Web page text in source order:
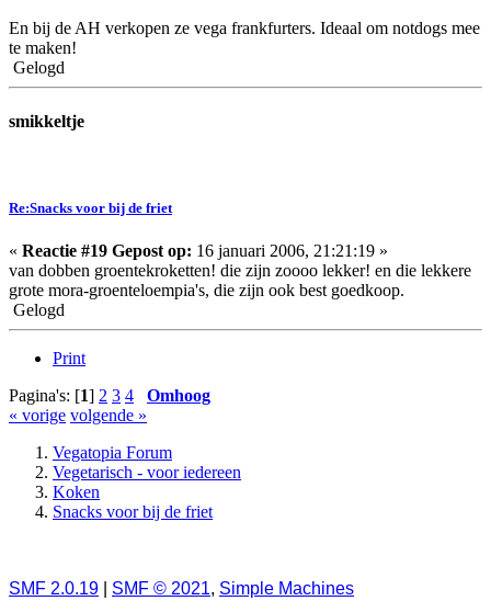
En bij de AH verkopen ze vega frankfurters. Ideaal om notdogs mee
te maken!
Gelogd
smikkeltje
Re:Snacks voor bij de friet
« Reactie #19 Gepost op: 16 januari 2006, 21:21:19 »
van dobben groentekroketten! die zijn zoooo lekker! en die lekkere
grote mora-groenteloempia's, die zijn ook best goedkoop.
Gelogd
Print
Pagina's: [1] 2 3 4
Omhoog
« vorige volgende »
Vegatopia Forum
Vegetarisch - voor iedereen
Koken
Snacks voor bij de friet
SMF 2.0.19 SMF © 2021, Simple Machines